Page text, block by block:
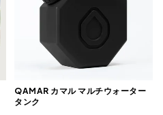
QAMAR カマル マルチウォーター
タンク